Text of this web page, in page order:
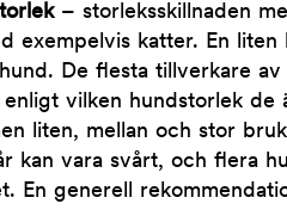
– storleksskillnaden
exempelvis katter. En
De flesta tillverkare
vilken hundstorlek de
liten, mellan och stor
kan vara svårt, och flera
En generell